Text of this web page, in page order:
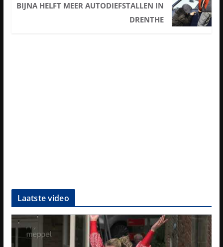
BIJNA HELFT MEER AUTODIEFSTALLEN IN
DRENTHE
Laatste video